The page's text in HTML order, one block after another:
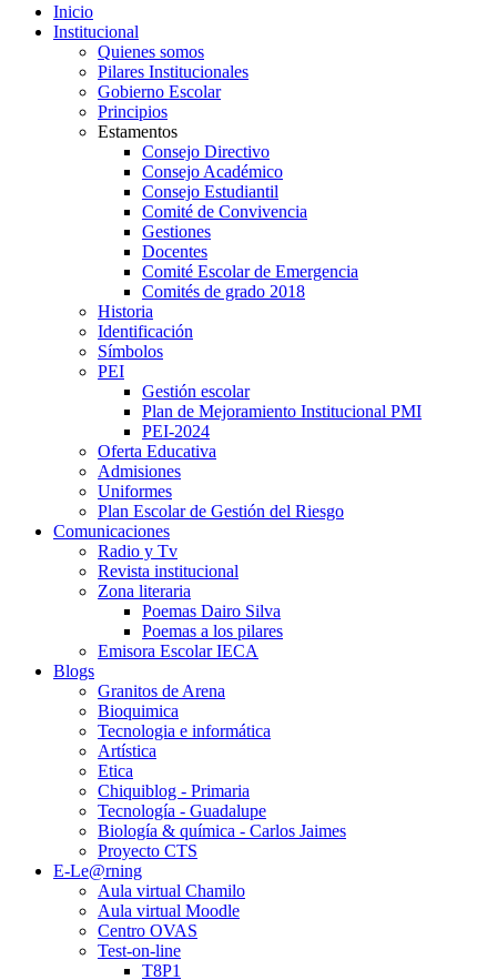
Inicio
Institucional
Quienes somos
Pilares Institucionales
Gobierno Escolar
Principios
Estamentos
Consejo Directivo
Consejo Académico
Consejo Estudiantil
Comité de Convivencia
Gestiones
Docentes
Comité Escolar de Emergencia
Comités de grado 2018
Historia
Identificación
Símbolos
PEI
Gestión escolar
Plan de Mejoramiento Institucional PMI
PEI-2024
Oferta Educativa
Admisiones
Uniformes
Plan Escolar de Gestión del Riesgo
Comunicaciones
Radio y Tv
Revista institucional
Zona literaria
Poemas Dairo Silva
Poemas a los pilares
Emisora Escolar IECA
Blogs
Granitos de Arena
Bioquimica
Tecnologia e informática
Artística
Etica
Chiquiblog - Primaria
Tecnología - Guadalupe
Biología & química - Carlos Jaimes
Proyecto CTS
E-Le@rning
Aula virtual Chamilo
Aula virtual Moodle
Centro OVAS
Test-on-line
T8P1